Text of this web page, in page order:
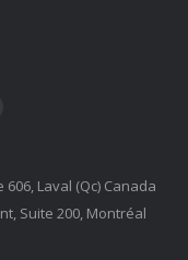
Laval (Qc) Canada
Suite 200, Montréal